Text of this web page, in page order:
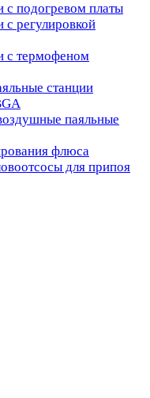
с подогревом платы
с регулировкой
с термофеном
станции
паяльные
флюса
для припоя